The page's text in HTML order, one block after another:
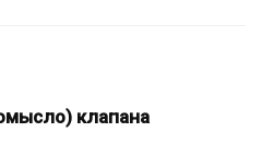
клапана